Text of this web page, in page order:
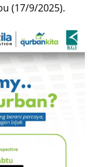
(17/9/2025).